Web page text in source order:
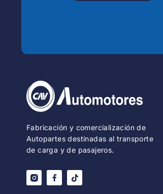
Fabricación y comercialización de
Autopartes destinadas al transporte
de carga y de pasajeros.